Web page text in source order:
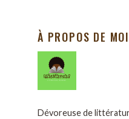
À PROPOS DE MOI
Dévoreuse de